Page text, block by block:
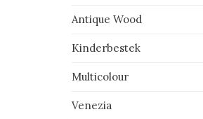
Antique Wood
Kinderbestek
Multicolour
Venezia